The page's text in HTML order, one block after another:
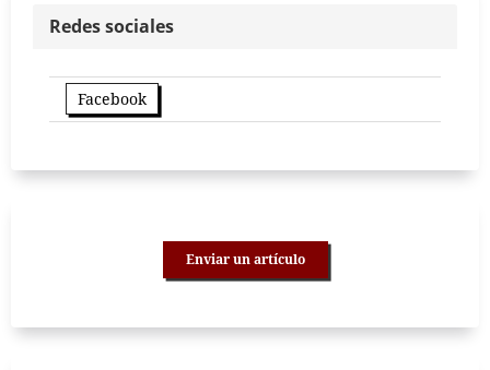
Redes sociales
Facebook
Enviar un artículo